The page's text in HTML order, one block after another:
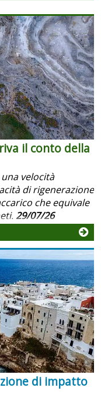
il conto della
velocità
di rigenerazione
che equivale
29/07/26
di impatto